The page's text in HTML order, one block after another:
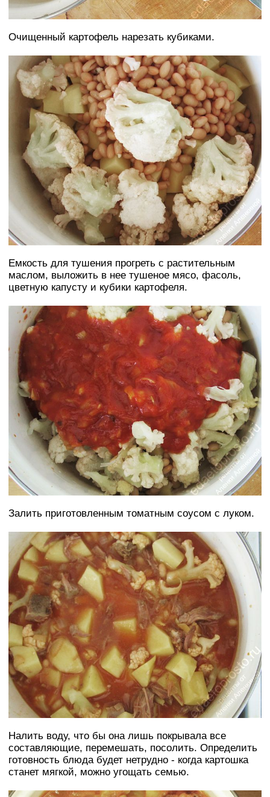
Очищенный картофель нарезать кубиками.
Емкость для тушения прогреть с растительным
маслом, выложить в нее тушеное мясо, фасоль,
цветную капусту и кубики картофеля.
Залить приготовленным томатным соусом с луком.
Налить воду, что бы она лишь покрывала все
составляющие, перемешать, посолить. Определить
готовность блюда будет нетрудно - когда картошка
станет мягкой, можно угощать семью.